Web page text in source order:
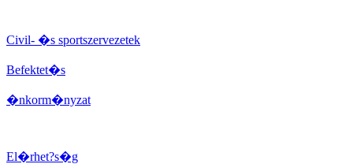
Civil- �s sportszervezetek
Befektet�s
�nkorm�nyzat
El�rhet?s�g